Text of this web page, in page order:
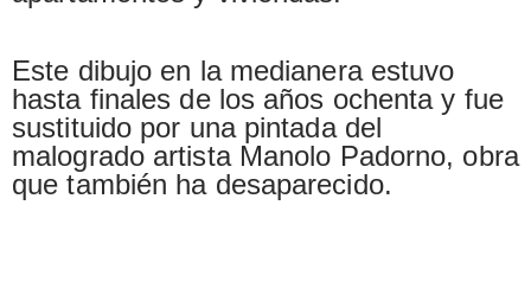
Este dibujo en la medianera estuvo
hasta finales de los años ochenta y fue
sustituido por una pintada del
malogrado artista Manolo Padorno, obra
que también ha desaparecido.